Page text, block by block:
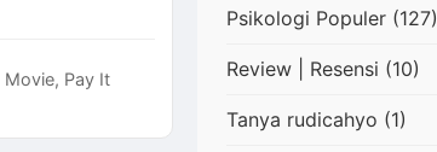
Movie, Pay It
Psikologi Populer (127)
Review | Resensi (10)
Tanya rudicahyo (1)